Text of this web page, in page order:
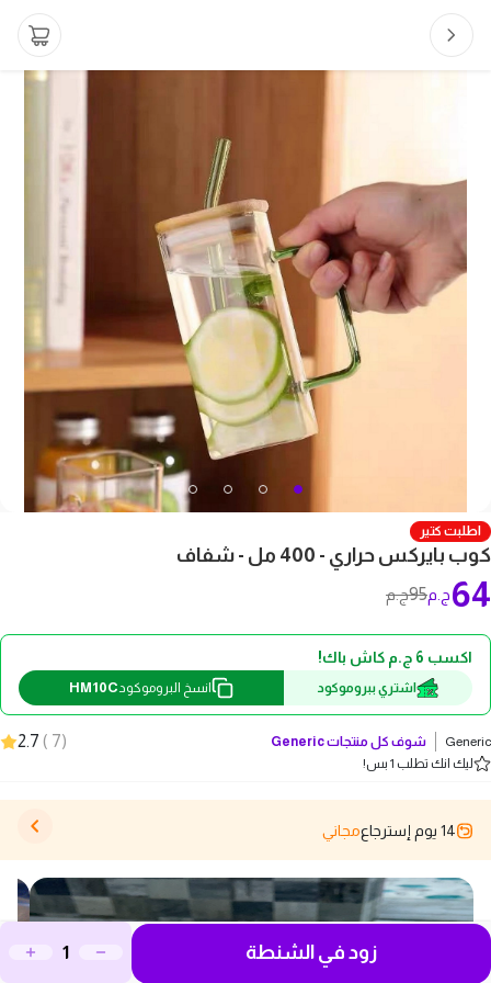
اطلبت كتير
كوب بايركس حراري - 400 مل - شفاف
95ج.م 64ج.م
اكسب 6 ج.م كاش باك!
اشتري ببروموكود انسخ البروموكودHM10C
Generic شوف كل منتجاتGeneric
(
7
)
2.7
ليك انك تطلب 1 بس!
14 يوم إسترجاع مجاني
زود في الشنطة